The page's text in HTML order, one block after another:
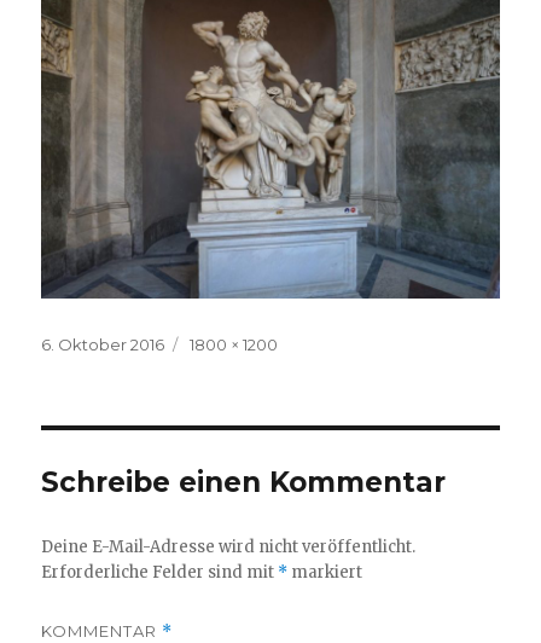
Veröffentlicht
6. Oktober 2016
Volle
1800 × 1200
Schreibe einen Kommentar
Deine E-Mail-Adresse wird nicht veröffentlicht.
Erforderliche Felder sind mit * markiert
KOMMENTAR *